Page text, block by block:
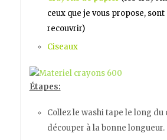
ceux que je vous propose,
recouvrir)
Ciseaux
Étapes:
Collez le washi tape le long du
découper à la bonne longueur.